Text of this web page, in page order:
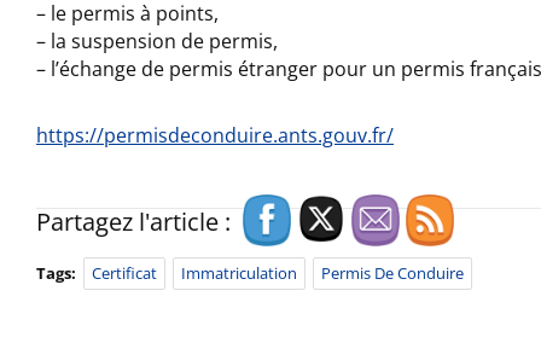
– le permis à points,
– la suspension de permis,
– l’échange de permis étranger pour un permis
https://permisdeconduire.ants.gouv.fr/
Partagez l'article :
Tags: Certificat Immatriculation Permis De Conduire